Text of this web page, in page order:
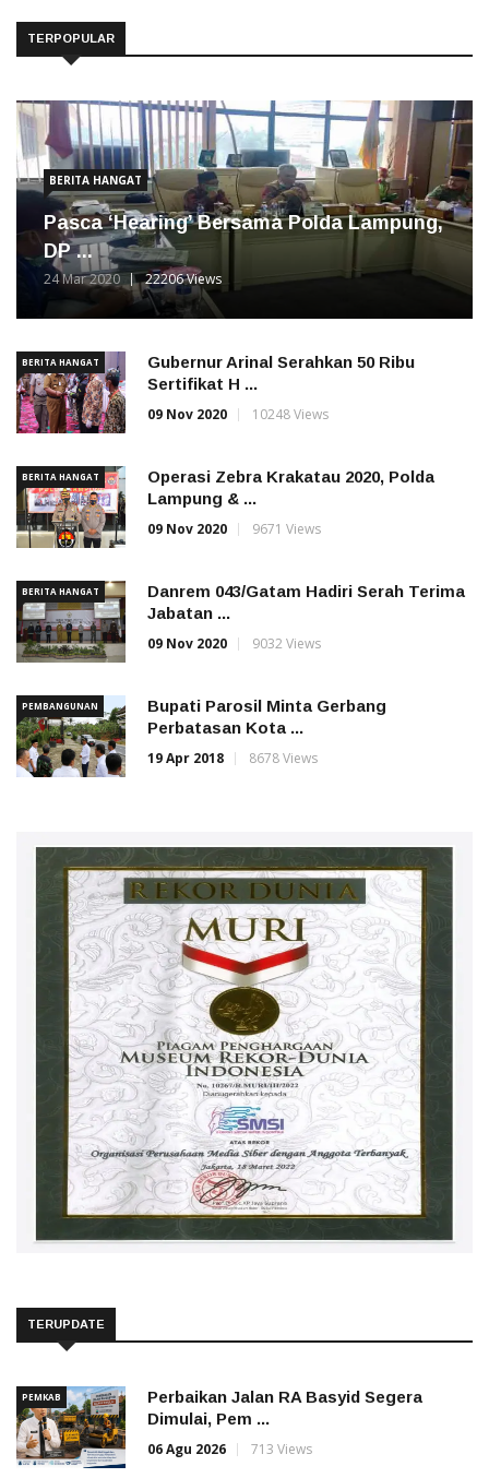
TERPOPULAR
BERITA HANGAT
Pasca ‘Hearing’ Bersama Polda Lampung,
DP ...
24 Mar 2020 22206 Views
BERITA HANGAT
Gubernur Arinal Serahkan 50 Ribu
Sertifikat H ...
09 Nov 2020
10248 Views
BERITA HANGAT
Operasi Zebra Krakatau 2020, Polda
Lampung & ...
09 Nov 2020
9671 Views
BERITA HANGAT
Danrem 043/Gatam Hadiri Serah Terima
Jabatan ...
09 Nov 2020
9032 Views
PEMBANGUNAN
Bupati Parosil Minta Gerbang
Perbatasan Kota ...
19 Apr 2018
8678 Views
TERUPDATE
PEMKAB
Perbaikan Jalan RA Basyid Segera
Dimulai, Pem ...
06 Agu 2026
713 Views